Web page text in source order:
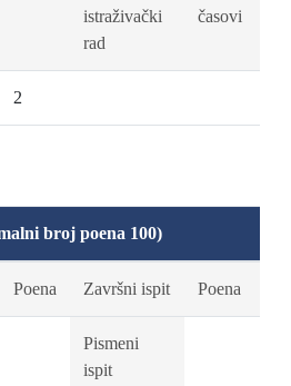
istraživački
rad
časovi
2
broj poena 100)
Poena Završni ispit Poena
Pismeni
ispit